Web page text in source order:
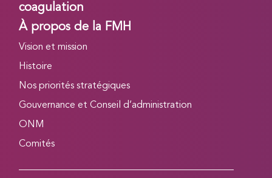
coagulation
À propos de la FMH
Vision et mission
Histoire
Nos priorités stratégiques
Gouvernance et Conseil d’administration
ONM
Comités